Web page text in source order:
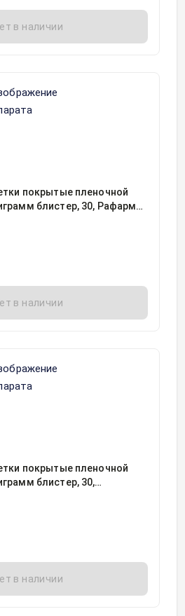
в наличии
покрытые пленочной
блистер, 30, Рафарма
в наличии
покрытые пленочной
блистер, 30,
в наличии